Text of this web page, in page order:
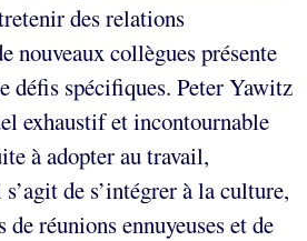
des relations
nouveaux collègues présente
défis spécifiques. Peter Yawitz
exhaustif et incontournable
à adopter au travail,
de s’intégrer à la culture,
réunions ennuyeuses et de